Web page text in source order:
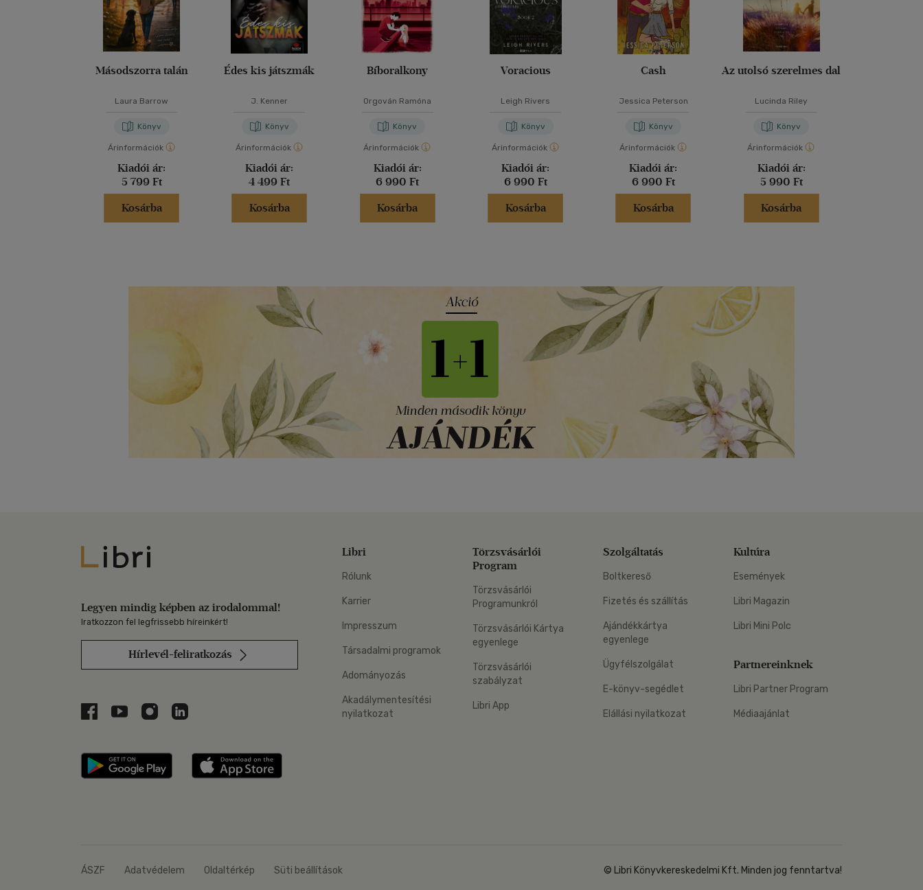
Másodszorra talán
Laura Barrow
Könyv
Árinformációk
Kiadói ár:
5 799 Ft
Kosárba
Édes kis játszmák
J. Kenner
Könyv
Árinformációk
Kiadói ár:
4 499 Ft
Kosárba
Bíboralkony
Orgován Ramóna
Könyv
Árinformációk
Kiadói ár:
6 990 Ft
Kosárba
Voracious
Leigh Rivers
Könyv
Árinformációk
Kiadói ár:
6 990 Ft
Kosárba
Cash
Jessica Peterson
Könyv
Árinformációk
Kiadói ár:
6 990 Ft
Kosárba
Az utolsó szerelmes dal
Lucinda Riley
Könyv
Árinformációk
Kiadói ár:
5 990 Ft
Kosárba
Libri
Legyen mindig képben az irodalommal!
Iratkozzon fel legfrissebb híreinkért!
Hírlevél-feliratkozás
Libri a Facebookon
Libri a Youtube-on
Libri az Instagramon
Libri a LinkedInen
Libri applikáció Szerezd meg: Google Play
Libri
Rólunk
Karrier
Impresszum
Társadalmi programok
Adományozás
Akadálymentesítési
nyilatkozat
Törzsvásárlói
Program
Törzsvásárlói
Programunkról
Törzsvásárlói Kártya
egyenlege
Törzsvásárlói
szabályzat
Libri App
Szolgáltatás
Boltkereső
Fizetés és szállítás
Ajándékkártya
egyenlege
Ügyfélszolgálat
E-könyv-segédlet
Elállási nyilatkozat
Kultúra
Események
Libri Magazin
Libri Mini Polc
Partnereinknek
Libri Partner Program
Médiaajánlat
ÁSZF Adatvédelem Oldaltérkép Süti beállítások © Libri Könyvkereskedelmi Kft. Minden jog fenntartva!